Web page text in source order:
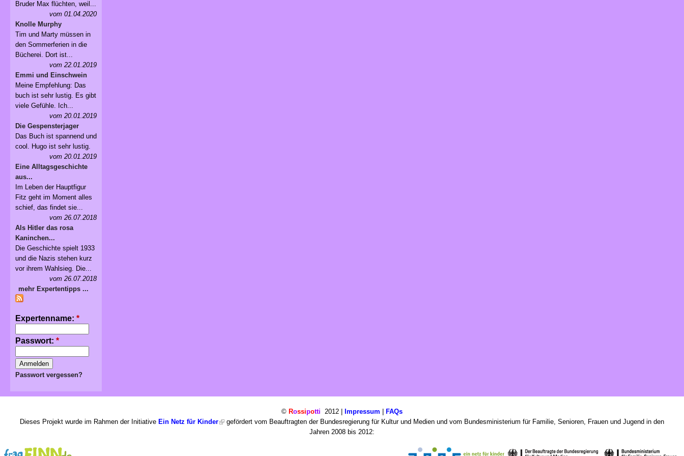
Bruder Max flüchten, weil...
vom 01.04.2020
Knolle Murphy
Tim und Marty müssen in
den Sommerferien in die
Bücherei. Dort ist...
vom 22.01.2019
Emmi und Einschwein
Meine Empfehlung: Das
buch ist sehr lustig. Es gibt
viele Gefühle. Ich...
vom 20.01.2019
Die Gespensterjager
Das Buch ist spannend und
cool. Hugo ist sehr lustig.
vom 20.01.2019
Eine Alltagsgeschichte
aus...
Im Leben der Hauptfigur
Fitz geht im Moment alles
schief, das findet sie...
vom 26.07.2018
Als Hitler das rosa
Kaninchen...
Die Geschichte spielt 1933
und die Nazis stehen kurz
vor ihrem Wahlsieg. Die...
vom 26.07.2018
mehr Expertentipps ...
Expertenname: *
Passwort: *
Passwort vergessen?
© Rossipotti 2012 | Impressum
FAQs
Dieses Projekt wurde im Rahmen der Initiative Ein Netz für Kinder
gefördert vom Beauftragten der Bundesregierung für Kultur und Medien und vom Bundesministerium für Familie, Senioren, Frauen und Jugend in den
Jahren 2008 bis 2012: